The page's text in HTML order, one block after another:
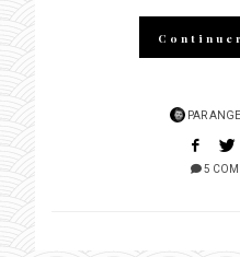
PAR
5